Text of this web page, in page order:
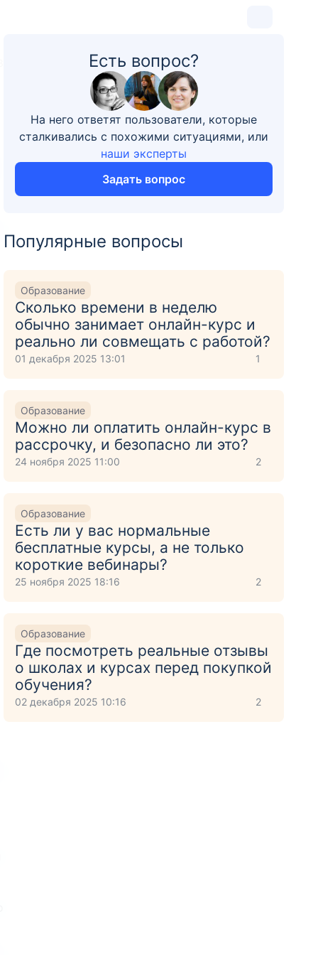
Есть вопрос?
На него ответят пользователи, которые
сталкивались с похожими ситуациями, или
наши эксперты
Задать вопрос
Популярные вопросы
Образование
Сколько времени в неделю
обычно занимает онлайн-курс и
реально ли совмещать с работой?
01 декабря 2025 13:01 1
Образование
Можно ли оплатить онлайн-курс в
рассрочку, и безопасно ли это?
24 ноября 2025 11:00 2
Образование
Есть ли у вас нормальные
бесплатные курсы, а не только
короткие вебинары?
25 ноября 2025 18:16 2
Образование
Где посмотреть реальные отзывы
о школах и курсах перед покупкой
обучения?
02 декабря 2025 10:16 2